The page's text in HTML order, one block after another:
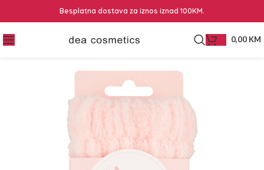
Besplatna dostava za iznos iznad 100KM.
0,00 KM